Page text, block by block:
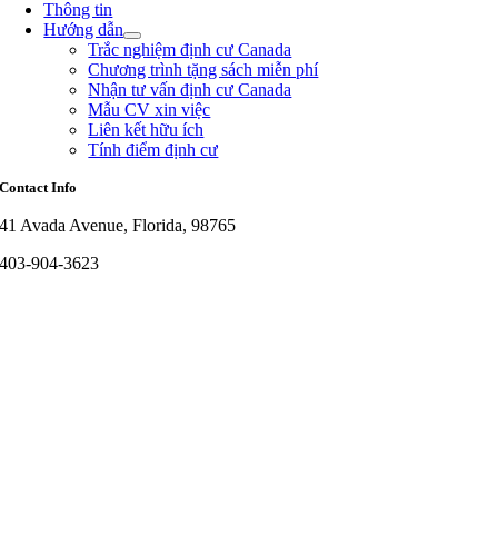
Thông tin
Hướng dẫn
Trắc nghiệm định cư Canada
Chương trình tặng sách miễn phí
Nhận tư vấn định cư Canada
Mẫu CV xin việc
Liên kết hữu ích
Tính điểm định cư
Contact Info
41 Avada Avenue, Florida, 98765
403-904-3623